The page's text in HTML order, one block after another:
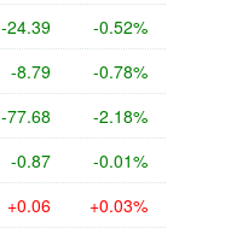
-24.39 -0.52%
-8.79 -0.78%
-77.68 -2.18%
-0.87 -0.01%
+0.06 +0.03%